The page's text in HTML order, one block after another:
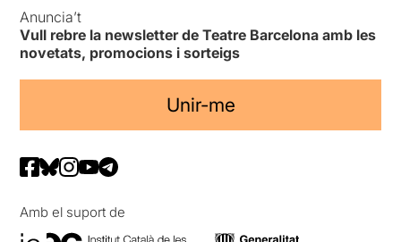
Anuncia’t
Vull rebre la newsletter de Teatre Barcelona amb les
novetats, promocions i sorteigs
Unir-me
Amb el suport de